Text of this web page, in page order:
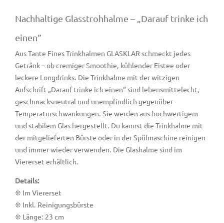
Nachhaltige Glasstrohhalme – „Darauf trinke ich
einen“
Aus Tante Fines Trinkhalmen GLASKLAR schmeckt jedes
Getränk – ob cremiger Smoothie, kühlender Eistee oder
leckere Longdrinks. Die Trinkhalme mit der witzigen
Aufschrift „Darauf trinke ich einen“ sind lebensmittelecht,
geschmacksneutral und unempfindlich gegenüber
Temperaturschwankungen. Sie werden aus hochwertigem
und stabilem Glas hergestellt. Du kannst die Trinkhalme mit
der mitgelieferten Bürste oder in der Spülmaschine reinigen
und immer wieder verwenden. Die Glashalme sind im
Viererset erhältlich.
Details:
❊ Im Viererset
❊ Inkl. Reinigungsbürste
❊ Länge: 23 cm